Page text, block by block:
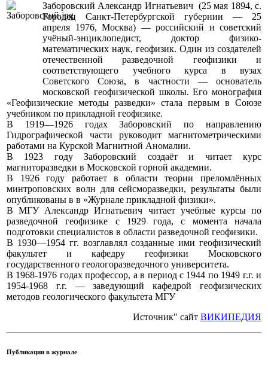
Заборовский Александр Игнатьевич (25 мая 1894, с.
Городец Санкт-Петербургской губернии — 25
апреля 1976, Москва) — российский и советский
учёный-энциклопедист, доктор физико-
математических наук, геофизик. Один из создателей
отечественной разведочной геофизики и
соответствующего учебного курса в вузах
Советского Союза, в частности — основатель
московской геофизической школы. Его монография
«Геофизические методы разведки» стала первым в Союзе
учебником по прикладной геофизике.
В 1919—1926 годах Заборовский по направлению
Гидрографической части руководит магнитометрическими
работами на Курской Магнитной Аномалии.
В 1923 году Заборовский создаёт и читает курс
магниторазведки в Московской горной академии.
В 1926 году работает в области теории преломлённых
минтроповских волн для сейсморазведки, результаты были
опубликованы в в «Журнале прикладной физики».
В МГУ Александр Игнатьевич читает учебные курсы по
разведочной геофизике с 1929 года, с момента начала
подготовки специалистов в области разведочной геофизики.
В 1930—1954 гг. возглавлял созданные ими геофизический
факультет и кафедру геофизики Московского
государственного геологоразведочного университета.
В 1968-1976 годах профессор, а в период с 1944 по 1949 г.г. и
1954-1968 г.г. — заведующий кафедрой геофизических
методов геологического факультета МГУ
Источник" сайт ВИКИПЕДИЯ
Публикации в журнале